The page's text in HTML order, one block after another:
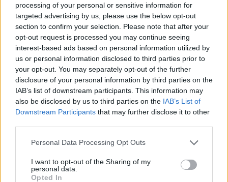
processing of your personal or sensitive information for
targeted advertising by us, please use the below opt-out
section to confirm your selection. Please note that after your
opt-out request is processed you may continue seeing
interest-based ads based on personal information utilized by
us or personal information disclosed to third parties prior to
your opt-out. You may separately opt-out of the further
disclosure of your personal information by third parties on the
IAB’s list of downstream participants. This information may
also be disclosed by us to third parties on the IAB’s List of
Downstream Participants that may further disclose it to other
Personal Data Processing Opt Outs
I want to opt-out of the Sharing of my
personal data.
Opted In
„Šios atakos, be abejo, tęsis tol, kol rusai
galės jas tęsti, nes rusai žino tą patį, ką mums
visiems aiškiai paaiškino Volodymyras
Zelenskis – kad Ukrainai katastrofiškai trūksta
šaudmenų, gebančių numušti balistines
raketas“, – pabrėžė M. Clarke'as.
turimas savo balistines raketas, bet ir iš
raketas.